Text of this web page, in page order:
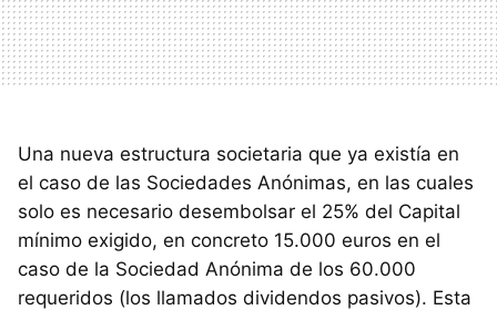
Una nueva estructura societaria que ya existía en
el caso de las Sociedades Anónimas, en las cuales
solo es necesario desembolsar el 25% del Capital
mínimo exigido, en concreto 15.000 euros en el
caso de la Sociedad Anónima de los 60.000
requeridos (los llamados dividendos pasivos). Esta